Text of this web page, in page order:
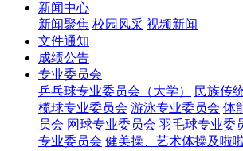
新闻中心
新闻聚焦 校园风采 视频新闻
文件通知
成绩公告
专业委员会
乒乓球专业委员会（大学）
民族传
榄球专业委员会 游泳专业委员会 体
员会 网球专业委员会 羽毛球专业委
专业委员会 健美操、艺术体操及啦